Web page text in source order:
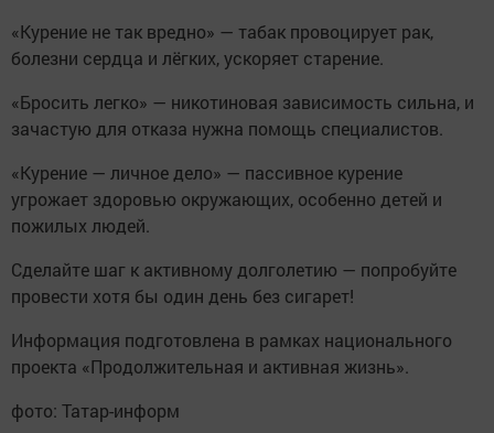
«Курение не так вредно» — табак провоцирует рак,
болезни сердца и лёгких, ускоряет старение.
«Бросить легко» — никотиновая зависимость сильна, и
зачастую для отказа нужна помощь специалистов.
«Курение — личное дело» — пассивное курение
угрожает здоровью окружающих, особенно детей и
пожилых людей.
Сделайте шаг к активному долголетию — попробуйте
провести хотя бы один день без сигарет!
Информация подготовлена в рамках национального
проекта «Продолжительная и активная жизнь».
фото: Татар-информ